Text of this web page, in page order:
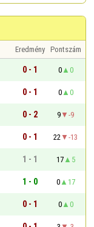
Eredmény Pontszám
0 - 1 0
0
0 - 1 0
0
0 - 2 9
-9
0 - 1 22
-13
1 - 1 17
5
1 - 0 0
17
0 - 1 0
0